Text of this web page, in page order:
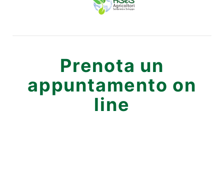
Prenota un
appuntamento on
line